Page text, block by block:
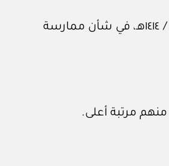
يكون إنفاذ ما قضت به الفقرة (ب) من المادة (١١) من نظام مجلس الوزراء، الصادر بالأمر الملكي رقم (أ / ١٣) بتاريخ ٣ / ٣ / ١٤١٤هـ، في شأن ممارسة